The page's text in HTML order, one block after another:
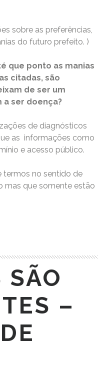
sobre as preferências,
do futuro prefeito. )
que ponto as manias
citadas, são
de ser um
a ser doença?
de diagnósticos
as informações como
e acesso público.
termos no sentido de
mas que somente estão
SÃO
–